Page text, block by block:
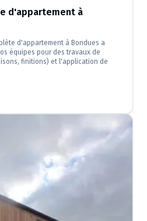
d'appartement à
d'appartement à Bondues a
équipes pour des travaux de
finitions) et l'application de